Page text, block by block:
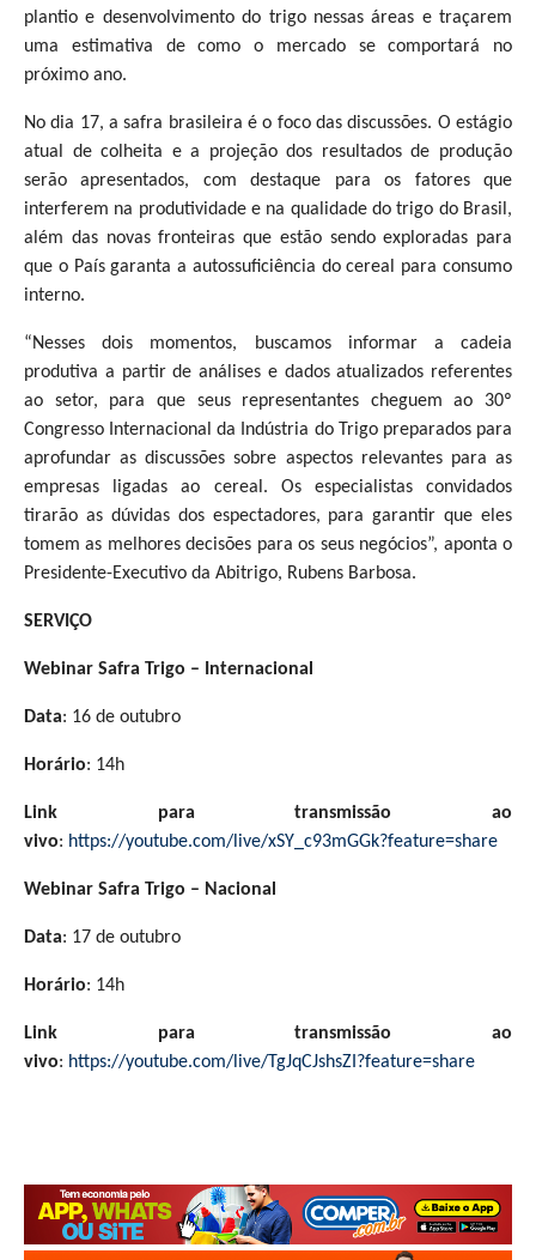
plantio e desenvolvimento do trigo nessas áreas e traçarem
uma estimativa de como o mercado se comportará no
próximo ano.
No dia 17, a safra brasileira é o foco das discussões. O estágio
atual de colheita e a projeção dos resultados de produção
serão apresentados, com destaque para os fatores que
interferem na produtividade e na qualidade do trigo do Brasil,
além das novas fronteiras que estão sendo exploradas para
que o País garanta a autossuficiência do cereal para consumo
interno.
“Nesses dois momentos, buscamos informar a cadeia
produtiva a partir de análises e dados atualizados referentes
ao setor, para que seus representantes cheguem ao 30º
Congresso Internacional da Indústria do Trigo preparados para
aprofundar as discussões sobre aspectos relevantes para as
empresas ligadas ao cereal. Os especialistas convidados
tirarão as dúvidas dos espectadores, para garantir que eles
tomem as melhores decisões para os seus negócios”, aponta o
Presidente-Executivo da Abitrigo, Rubens Barbosa.
SERVIÇO
Webinar Safra Trigo – Internacional
Data: 16 de outubro
Horário: 14h
Link para transmissão ao
vivo: https://youtube.com/live/xSY_c93mGGk?feature=share
Webinar Safra Trigo – Nacional
Data: 17 de outubro
Horário: 14h
Link para transmissão ao
vivo: https://youtube.com/live/TgJqCJshsZI?feature=share